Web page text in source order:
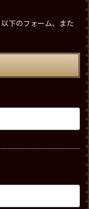
下のフォーム、また